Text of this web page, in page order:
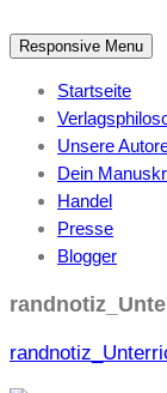
Responsive Menu
Startseite
Unsere
Dein
Handel
Presse
Blogger